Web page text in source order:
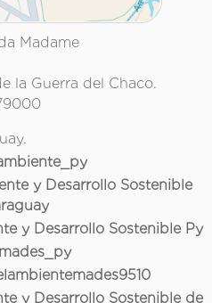
Madame
la Guerra del Chaco.
y Desarrollo Sostenible
y Desarrollo Sostenible Py
y Desarrollo Sostenible de